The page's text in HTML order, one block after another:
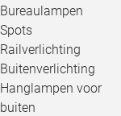
Bureaulampen
Spots
Railverlichting
Buitenverlichting
Hanglampen voor
buiten